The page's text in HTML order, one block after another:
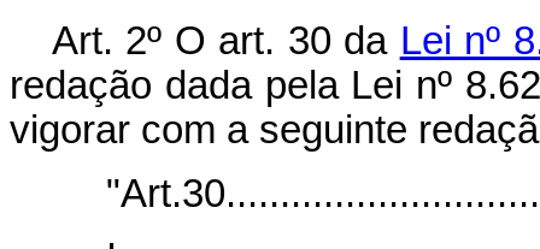
Art. 2º O art. 30 da Lei nº
redação dada pela Lei nº
vigorar com a seguinte